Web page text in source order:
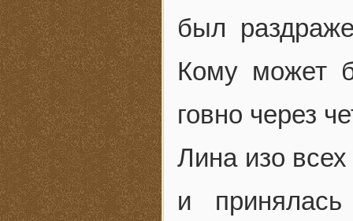
был
Кому может
говно через
Лина изо
и